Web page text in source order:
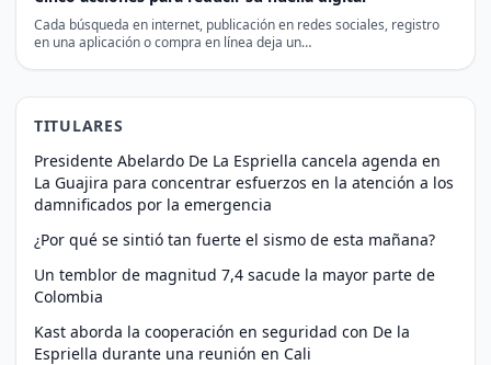
Cada búsqueda en internet, publicación en redes sociales, registro
en una aplicación o compra en línea deja un…
TITULARES
Presidente Abelardo De La Espriella cancela agenda en
La Guajira para concentrar esfuerzos en la atención a los
damnificados por la emergencia
¿Por qué se sintió tan fuerte el sismo de esta mañana?
Un temblor de magnitud 7,4 sacude la mayor parte de
Colombia
Kast aborda la cooperación en seguridad con De la
Espriella durante una reunión en Cali